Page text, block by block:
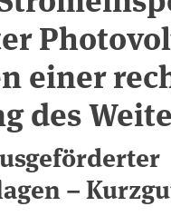
einer
des
–